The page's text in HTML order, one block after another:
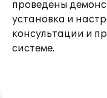
проведены
установка и
консультации и
системе.